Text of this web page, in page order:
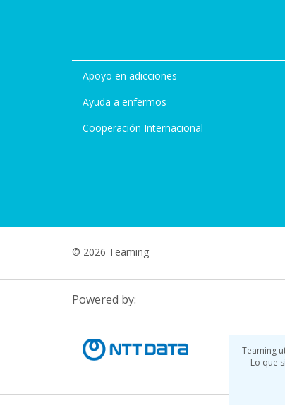
Teaming
Lo que
Apoyo en adicciones
Ayuda a enfermos
Cooperación Internacional
© 2026 Teaming
Powered by: